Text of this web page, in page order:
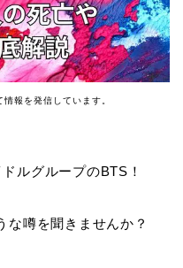
報を発信しています。
ルグループのBTS！
な噂を聞きませんか？